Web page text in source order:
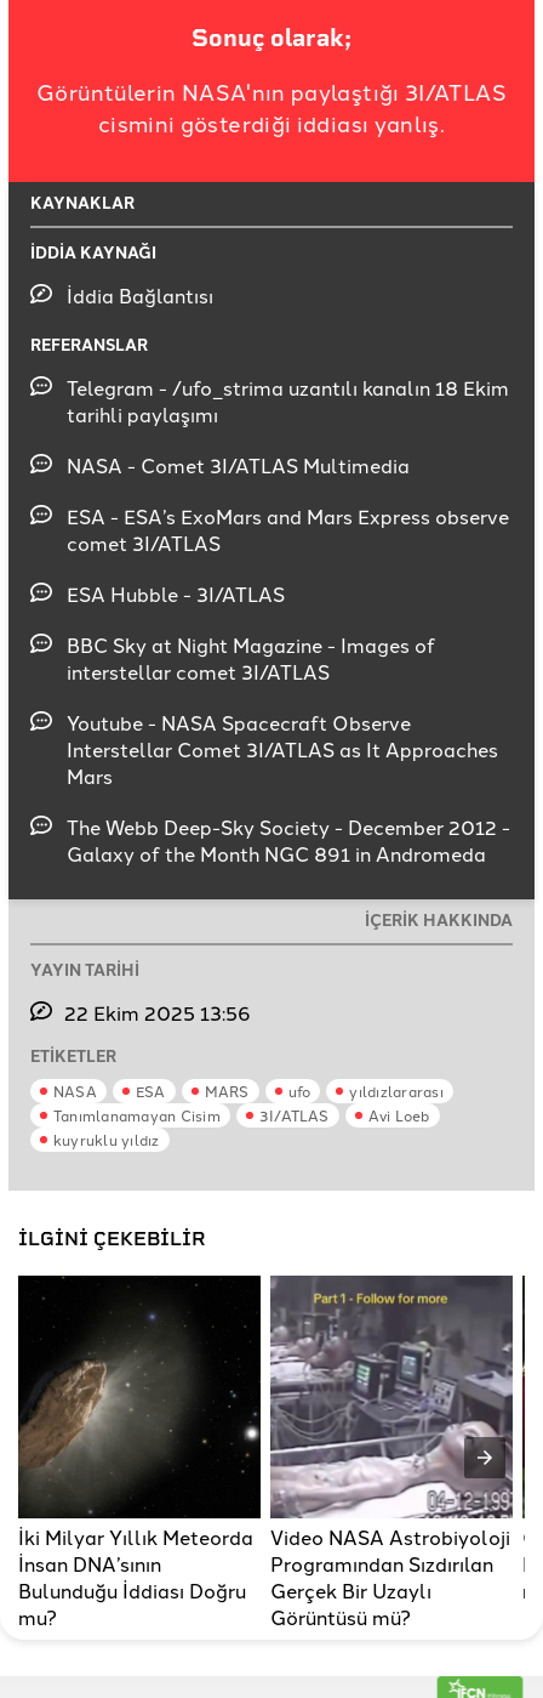
Sonuç olarak;
Görüntülerin NASA'nın paylaştığı 3I/ATLAS
cismini gösterdiği iddiası yanlış.
KAYNAKLAR
İDDİA KAYNAĞI
İddia Bağlantısı
REFERANSLAR
Telegram - /ufo_strima uzantılı kanalın 18 Ekim
tarihli paylaşımı
NASA - Comet 3I/ATLAS Multimedia
ESA - ESA’s ExoMars and Mars Express observe
comet 3I/ATLAS
ESA Hubble - 3I/ATLAS
BBC Sky at Night Magazine - Images of
interstellar comet 3I/ATLAS
Youtube - NASA Spacecraft Observe
Interstellar Comet 3I/ATLAS as It Approaches
Mars
The Webb Deep-Sky Society - December 2012 -
Galaxy of the Month NGC 891 in Andromeda
İÇERİK HAKKINDA
YAYIN TARİHİ
22 Ekim 2025 13:56
ETİKETLER
NASA ESA MARS ufo
yıldızlararası
Tanımlanamayan Cisim
3I/ATLAS
Avi Loeb
kuyruklu yıldız
İLGİNİ ÇEKEBİLİR
İki Milyar Yıllık Meteorda
İnsan DNA’sının
Bulunduğu İddiası Doğru
mu?
Video NASA Astrobiyoloji
Programından Sızdırılan
Gerçek Bir Uzaylı
Görüntüsü mü?